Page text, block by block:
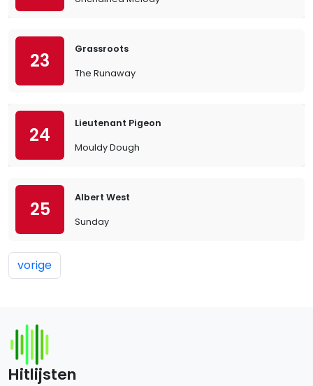
23
Grassroots
The Runaway
24
Lieutenant Pigeon
Mouldy Dough
25
Albert West
Sunday
vorige
Hitlijsten